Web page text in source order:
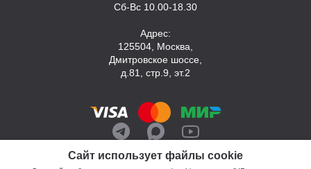
Сайт использует файлы cookie
Сб-Вс 10.00-18.30
Адрес:
125504, Москва,
Дмитровское шоссе,
д.81, стр.9, эт.2